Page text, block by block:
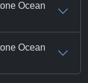
Ocean
Ocean